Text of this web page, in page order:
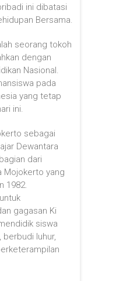
ini dibatasi
Bersama.
seorang tokoh
dengan
Nasional.
pada
yang tetap
ini.
sebagai
Dewantara
dari
Mojokerto yang
1982.
gagasan Ki
siswa
luhur,